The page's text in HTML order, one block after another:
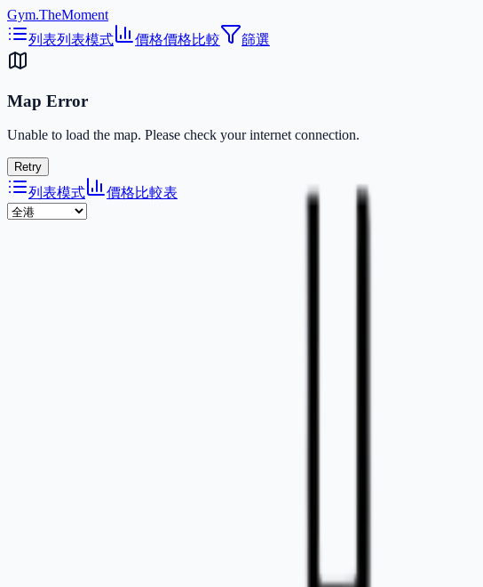
Gym.TheMoment
列表列表模式 價格價格比較 篩選
Map Error
Unable to load the map. Please check your internet connection.
Retry
列表模式 價格比較表